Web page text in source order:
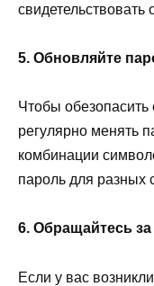
свидетельствовать
5. Обновляйте
Чтобы обезопасить
регулярно менять
комбинации
пароль для разных
6. Обращайтесь
Если у вас